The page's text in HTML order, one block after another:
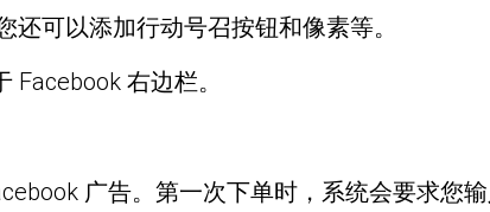
可以添加行动号召按钮和像素等。
右边栏。
广告。第一次下单时，系统会要求您输